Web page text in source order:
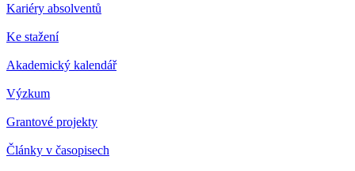
Kariéry absolventů
Ke stažení
Akademický kalendář
Výzkum
Grantové projekty
Články v časopisech